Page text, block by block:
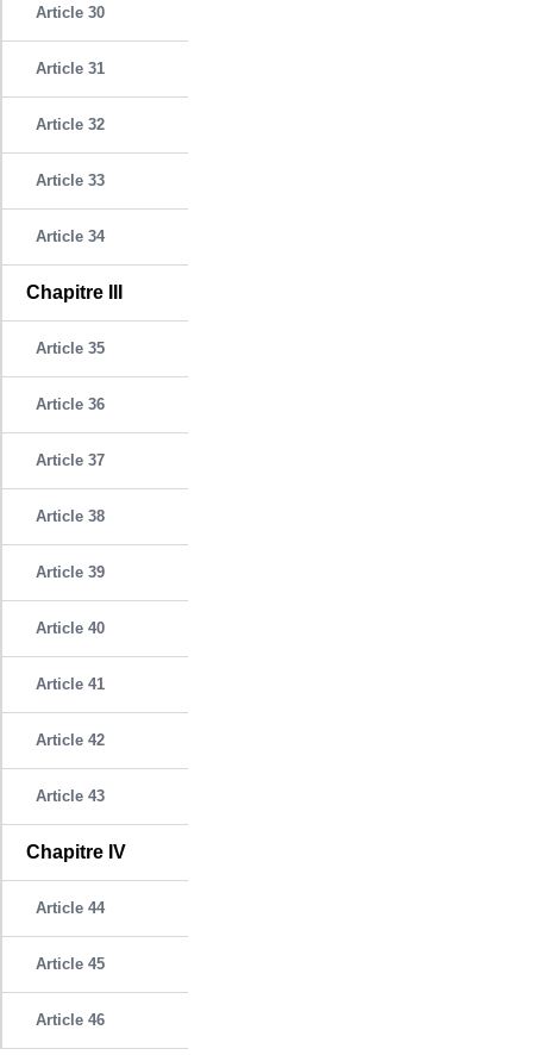
Article 30
Article 31
Article 32
Article 33
Article 34
Chapitre III
Article 35
Article 36
Article 37
Article 38
Article 39
Article 40
Article 41
Article 42
Article 43
Chapitre IV
Article 44
Article 45
Article 46